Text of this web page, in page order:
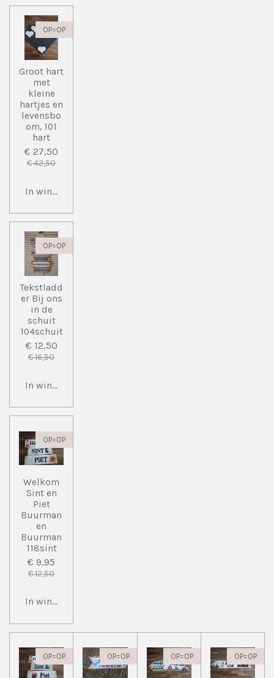
OP=OP
Groot hart
met
kleine
hartjes en
levensbo
om, 101
hart
€ 27,50
€ 42,50
In winkelwagen
OP=OP
Tekstladd
er Bij ons
in de
schuit
104schuit
€ 12,50
€ 16,50
In winkelwagen
OP=OP
Welkom
Sint en
Piet
Buurman
en
Buurman
118sint
€ 9,95
€ 12,50
In winkelwagen
OP=OP OP=OP OP=OP OP=OP